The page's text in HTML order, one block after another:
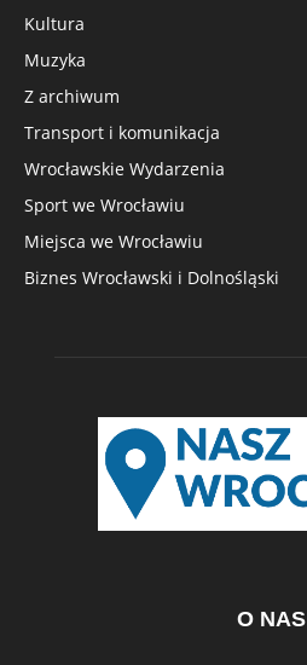
Kultura
Muzyka
Z archiwum
Transport i komunikacja
Wrocławskie Wydarzenia
Sport we Wrocławiu
Miejsca we Wrocławiu
Biznes Wrocławski i Dolnośląski
O NAS